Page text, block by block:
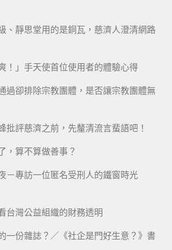
、靜思堂用的是銅瓦，慈濟人澄清網路
！」手天使首位使用者的體驗心得
過卻排除宗教團體，是否讓宗教團體無
批評慈濟之前，先釐清流言蜚語吧！
，算不算做善事？
－專訪一位匿名受刑人的鐵窗時光
台灣公益組織的財務透明
一份雜誌？／《社企是門好生意？》書